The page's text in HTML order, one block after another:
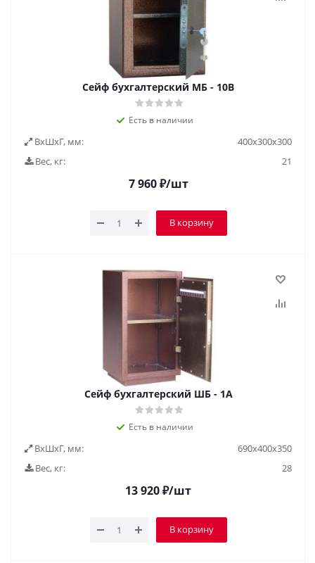
Сейф бухгалтерский МБ - 10В
Есть в наличии
ВxШxГ, мм:
400х300х300
Вес, кг:
21
7 960₽/шт
В корзину
Cейф бухгалтерский ШБ - 1А
Есть в наличии
ВxШxГ, мм:
690х400х350
Вес, кг:
28
13 920₽/шт
В корзину